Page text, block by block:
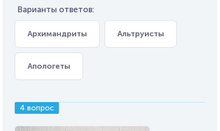
Варианты ответов:
Архимандриты Альтруисты
Апологеты
4 вопрос